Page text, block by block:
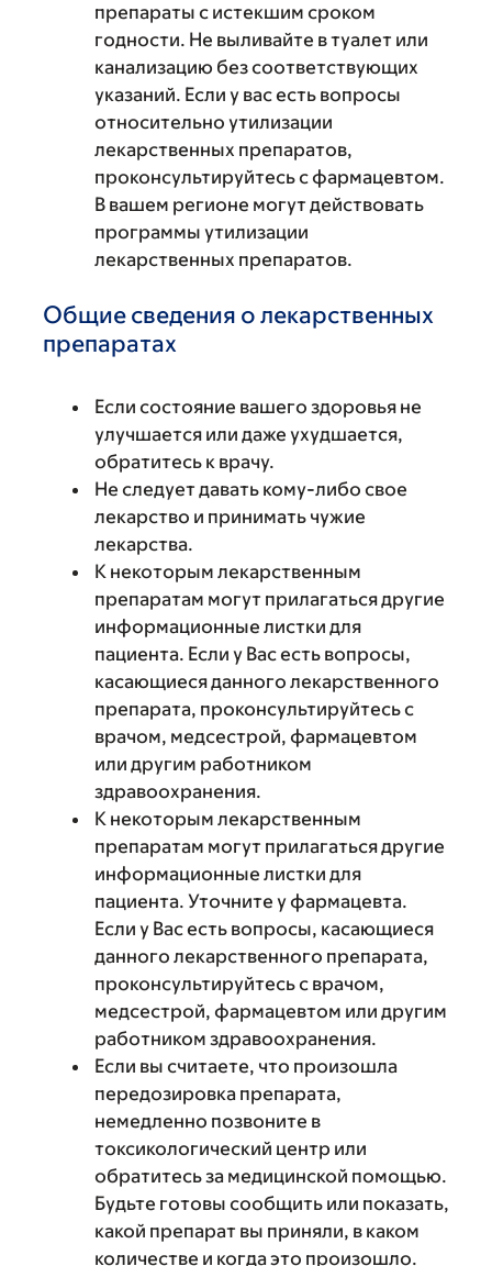
препараты с истекшим сроком
годности. Не выливайте в туалет или
канализацию без соответствующих
указаний. Если у вас есть вопросы
относительно утилизации
лекарственных препаратов,
проконсультируйтесь с фармацевтом.
В вашем регионе могут действовать
программы утилизации
лекарственных препаратов.
Общие сведения о лекарственных
препаратах
Если состояние вашего здоровья не
улучшается или даже ухудшается,
обратитесь к врачу.
Не следует давать кому-либо свое
лекарство и принимать чужие
лекарства.
К некоторым лекарственным
препаратам могут прилагаться другие
информационные листки для
пациента. Если у Вас есть вопросы,
касающиеся данного лекарственного
препарата, проконсультируйтесь с
врачом, медсестрой, фармацевтом
или другим работником
здравоохранения.
К некоторым лекарственным
препаратам могут прилагаться другие
информационные листки для
пациента. Уточните у фармацевта.
Если у Вас есть вопросы, касающиеся
данного лекарственного препарата,
проконсультируйтесь с врачом,
медсестрой, фармацевтом или другим
работником здравоохранения.
Если вы считаете, что произошла
передозировка препарата,
немедленно позвоните в
токсикологический центр или
обратитесь за медицинской помощью.
Будьте готовы сообщить или показать,
какой препарат вы приняли, в каком
количестве и когда это произошло.